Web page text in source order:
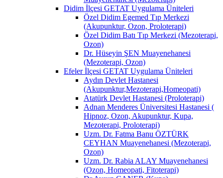
Didim İlçesi GETAT Uygulama Üniteleri
Özel Didim Egemed Tıp Merkezi
(Akupunktur, Ozon, Proloterapi)
Özel Didim Batı Tıp Merkezi (Mezoterapi,
Ozon)
Dr. Hüseyin ŞEN Muayenehanesi
(Mezoterapi, Ozon)
Efeler İlçesi GETAT Uygulama Üniteleri
Aydın Devlet Hastanesi
(Akupunktur,Mezoterapi,Homeopati)
Atatürk Devlet Hastanesi (Proloterapi)
Adnan Menderes Üniversitesi Hastanesi (
Hipnoz, Ozon, Akupunktur, Kupa,
Mezoterapi, Proloterapi)
Uzm. Dr. Fatma Banu ÖZTÜRK
CEYHAN Muayenehanesi (Mezoterapi,
Ozon)
Uzm. Dr. Rabia ALAY Muayenehanesi
(Ozon, Homeopati, Fitoterapi)